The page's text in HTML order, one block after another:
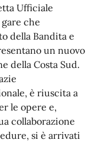
Ufficiale
che
della Bandita e
un nuovo
della Costa Sud.
è riuscita a
le opere e,
collaborazione
si è arrivati